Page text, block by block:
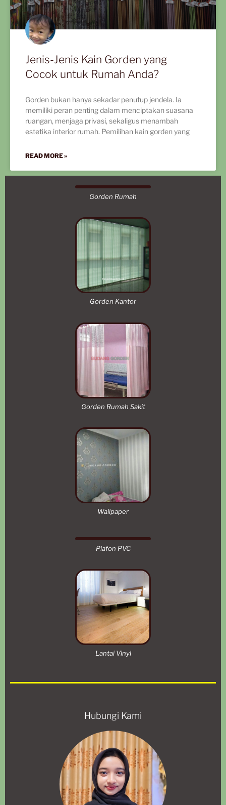
Jenis-Jenis Kain Gorden yang
Cocok untuk Rumah Anda?
Gorden bukan hanya sekadar penutup jendela. Ia
memiliki peran penting dalam menciptakan suasana
ruangan, menjaga privasi, sekaligus menambah
estetika interior rumah. Pemilihan kain gorden yang
READ MORE »
Gorden Rumah
Gorden Kantor
Gorden Rumah Sakit
Wallpaper
Plafon PVC
Lantai Vinyl
Hubungi Kami